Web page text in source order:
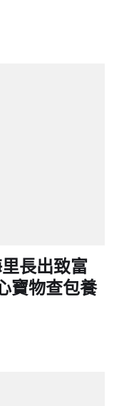
長出致富
寶物查包養